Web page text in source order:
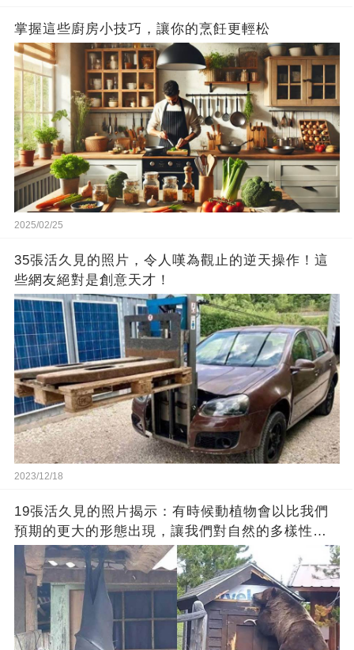
掌握這些廚房小技巧，讓你的烹飪更輕松
2025/02/25
35張活久見的照片，令人嘆為觀止的逆天操作！這
些網友絕對是創意天才！
2023/12/18
19張活久見的照片揭示：有時候動植物會以比我們
預期的更大的形態出現，讓我們對自然的多樣性感
到驚嘆